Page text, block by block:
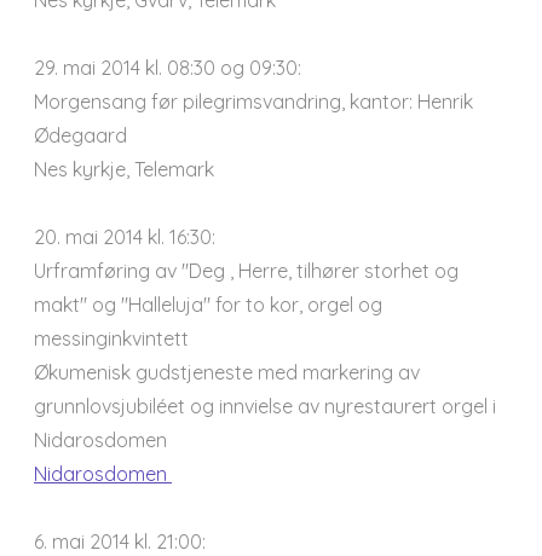
29. mai 2014 kl. 08:30 og 09:30:
Morgensang før pilegrimsvandring, kantor: Henrik
Ødegaard
Nes kyrkje, Telemark
20. mai 2014 kl. 16:30:
Urframføring av "Deg , Herre, tilhører storhet og
makt" og "Halleluja" for to kor, orgel og
messinginkvintett
Økumenisk gudstjeneste med markering av
grunnlovsjubiléet og innvielse av nyrestaurert orgel i
Nidarosdomen
Nidarosdomen
6. mai 2014 kl. 21:00: